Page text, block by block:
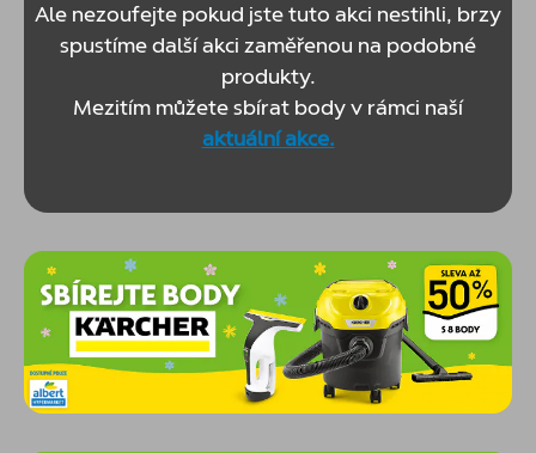
Ale nezoufejte pokud jste tuto akci nestihli, brzy
spustíme další akci zaměřenou na podobné
produkty.
Mezitím můžete sbírat body v rámci naší
aktuální akce.